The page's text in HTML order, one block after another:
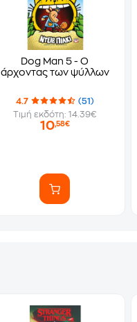
Dog Man 5 - Ο
άρχοντας των ψύλλων
4.7
(51)
Τιμή εκδότη: 14.39€
10,58€